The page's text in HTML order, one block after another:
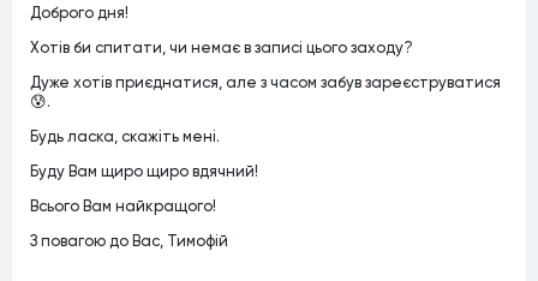
Доброго дня!
Хотів би спитати, чи немає в записі цього заходу?
Дуже хотів приєднатися, але з часом забув зареєструватися
😰.
Будь ласка, скажіть мені.
Буду Вам щиро щиро вдячний!
Всього Вам найкращого!
З повагою до Вас, Тимофій